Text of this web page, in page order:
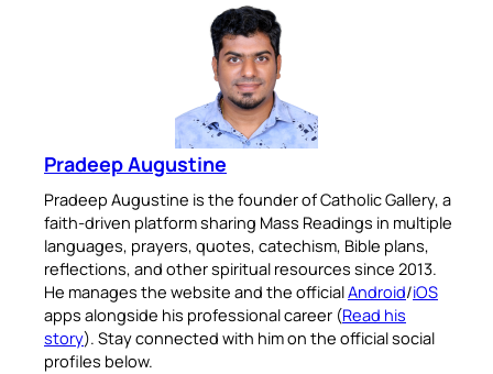
Pradeep Augustine
Pradeep Augustine is the founder of Catholic Gallery, a
faith-driven platform sharing Mass Readings in multiple
languages, prayers, quotes, catechism, Bible plans,
reflections, and other spiritual resources since 2013.
He manages the website and the officialAndroid/iOS
apps alongside his professional career (Read his
story). Stay connected with him on the official social
profiles below.